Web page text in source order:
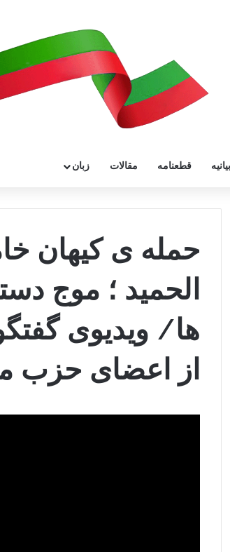
بیانیه قطعنامه مقالات زبان
حمله ی کیهان
الحمید ؛ موج
ها/ ویدیوی
از اعضای حزب